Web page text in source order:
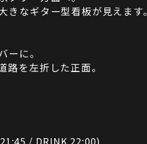
なギター型看板が見えます。
ーに。
を左折した正面。